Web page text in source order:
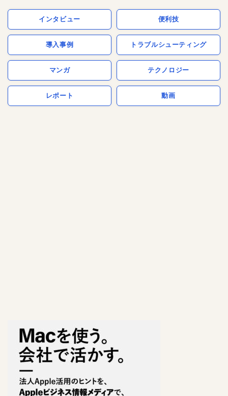
インタビュー 便利技
導入事例 トラブルシューティング
マンガ テクノロジー
レポート 動画